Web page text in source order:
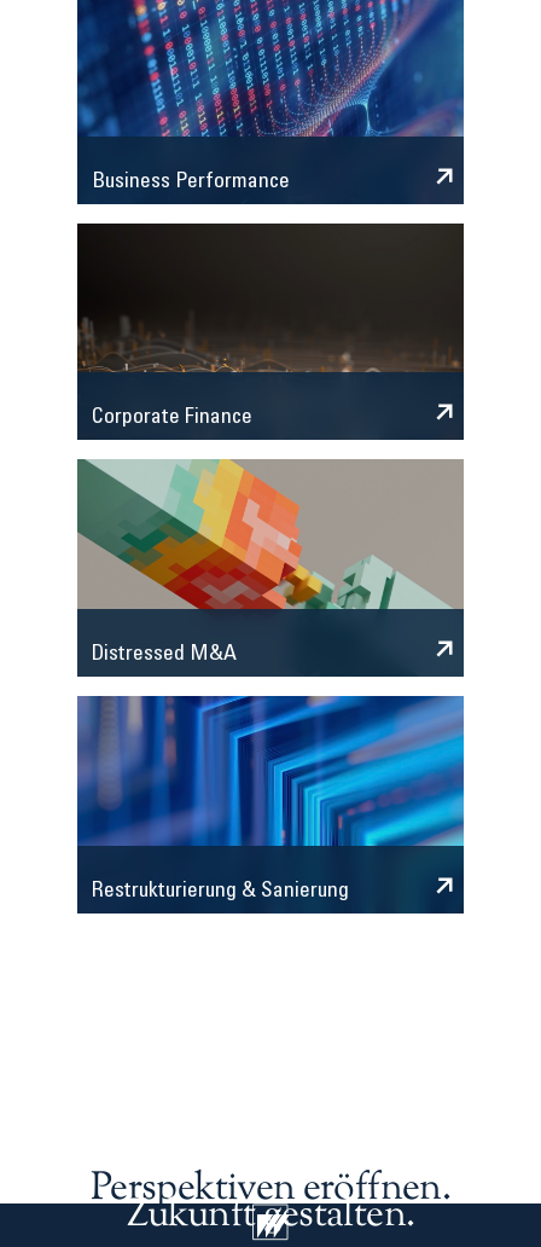
Business Performance
Corporate Finance
Distressed M&A
Restrukturierung & Sanierung
Perspektiven eröffnen.
Zukunft gestalten.